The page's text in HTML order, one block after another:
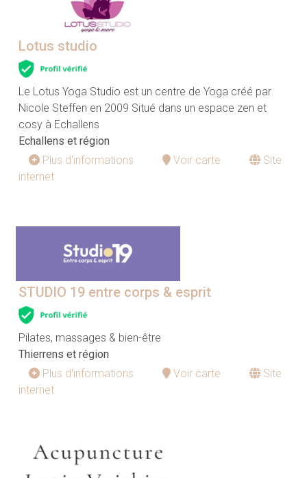
Lotus studio
Le Lotus Yoga Studio est un centre de Yoga créé par
Nicole Steffen en 2009 Situé dans un espace zen et
cosy à Echallens
Echallens et région
Plus d'informations
Voir carte
Site
internet
STUDIO 19 entre corps & esprit
Pilates, massages & bien-être
Thierrens et région
Plus d'informations
Voir carte
Site
internet